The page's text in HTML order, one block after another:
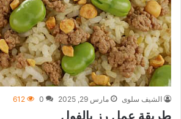
الشيف سلوى مارس 29, 2025 0
612
طريقة عمل رز بالفول